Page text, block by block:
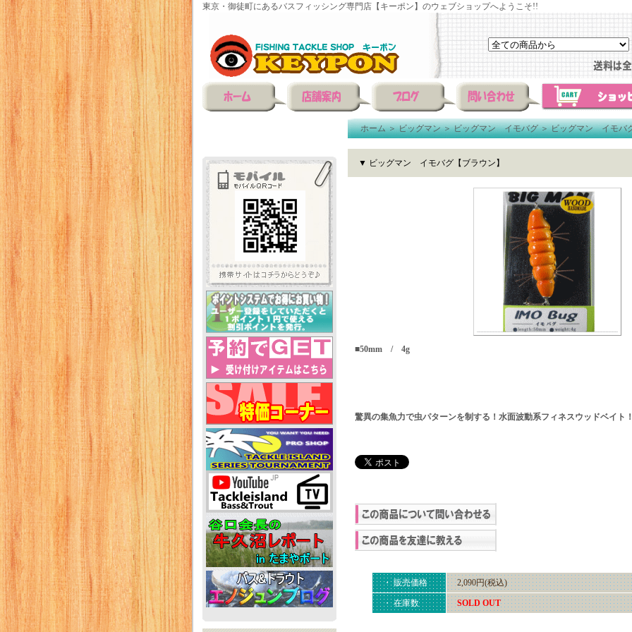
東京・御徒町にあるバスフィッシング専門店【キーポン】のウェブショップへようこそ!!
ホーム＞ビッグマン＞ビッグマン イモバグ＞ビッグマン イモバ
▼ ビッグマン イモバグ【ブラウン】
■50mm / 4g
驚異の集魚力で虫パターンを制する！水面波動系フィネスウッドベイト
・ 販売価格 2,090円(税込)
・ 在庫数 SOLD OUT